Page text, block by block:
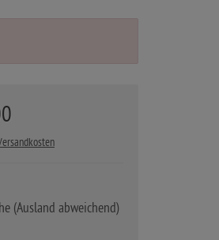
(Ausland abweichend)